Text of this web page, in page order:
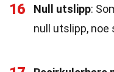
16 Null utslipp:
null utslipp, noe